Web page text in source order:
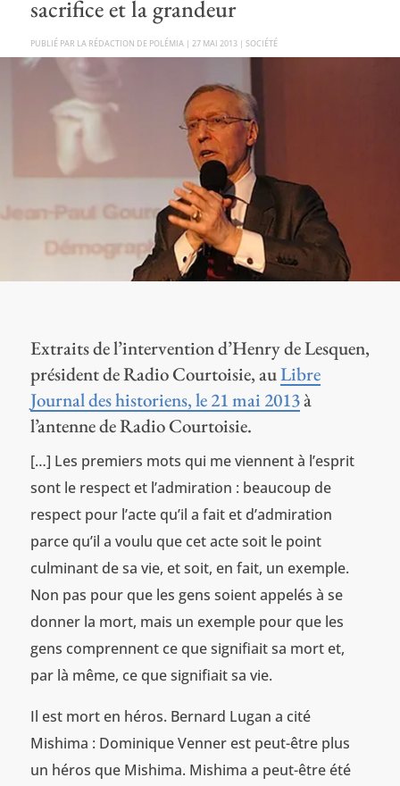
sacrifice et la grandeur
PAR LA RÉDACTION DE POLÉMIA | 27 MAI 2013| SOCIÉTÉ
Extraits de l’intervention d’Henry de Lesquen,
président de Radio Courtoisie, auLibre
Journal des historiens, le 21 mai 2013à
l’antenne de Radio Courtoisie.
[…] Les premiers mots qui me viennent à l’esprit
sont le respect et l’admiration : beaucoup de
respect pour l’acte qu’il a fait et d’admiration
parce qu’il a voulu que cet acte soit le point
culminant de sa vie, et soit, en fait, un exemple.
Non pas pour que les gens soient appelés à se
donner la mort, mais un exemple pour que les
gens comprennent ce que signifiait sa mort et,
par là même, ce que signifiait sa vie.
Il est mort en héros. Bernard Lugan a cité
Mishima : Dominique Venner est peut-être plus
un héros que Mishima. Mishima a peut-être été